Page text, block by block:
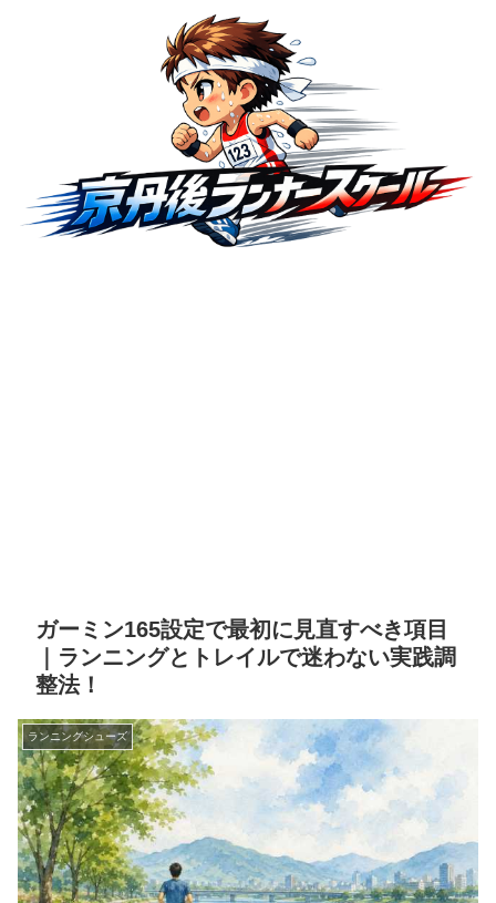
ガーミン165設定で最初に見直すべき項目
｜ランニングとトレイルで迷わない実践調
整法！
ランニングシューズ